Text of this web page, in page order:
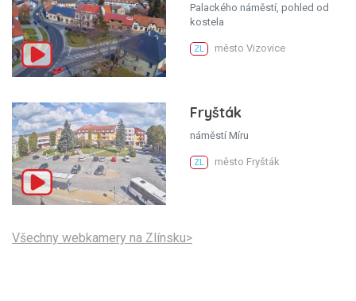
Palackého náměstí, pohled od
kostela
ZL město Vizovice
Fryšták
náměstí Míru
ZL město Fryšták
Všechny webkamery na Zlínsku>